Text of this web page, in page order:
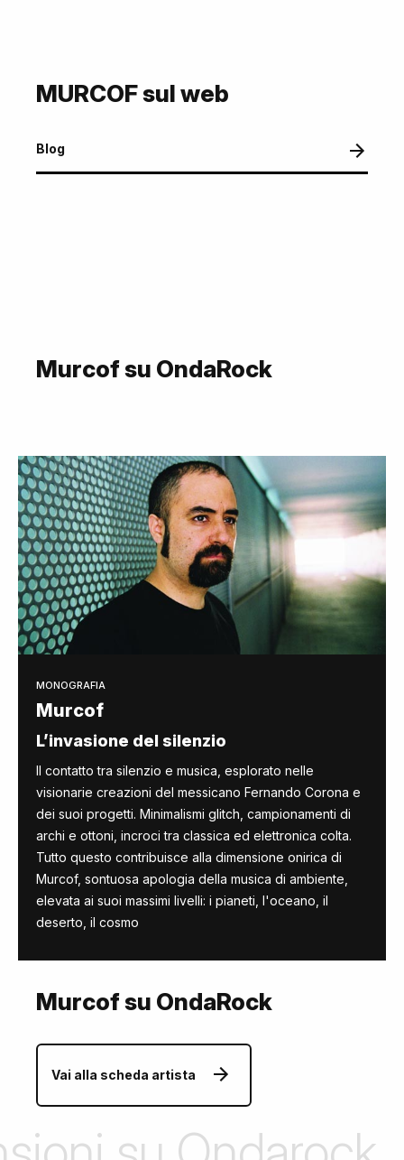
MURCOF sul web
Blog
Murcof su OndaRock
MONOGRAFIA
Murcof
L’invasione del silenzio
Il contatto tra silenzio e musica, esplorato nelle
visionarie creazioni del messicano Fernando Corona e
dei suoi progetti. Minimalismi glitch, campionamenti di
archi e ottoni, incroci tra classica ed elettronica colta.
Tutto questo contribuisce alla dimensione onirica di
Murcof, sontuosa apologia della musica di ambiente,
elevata ai suoi massimi livelli: i pianeti, l'oceano, il
deserto, il cosmo
Murcof su OndaRock
Vai alla scheda artista